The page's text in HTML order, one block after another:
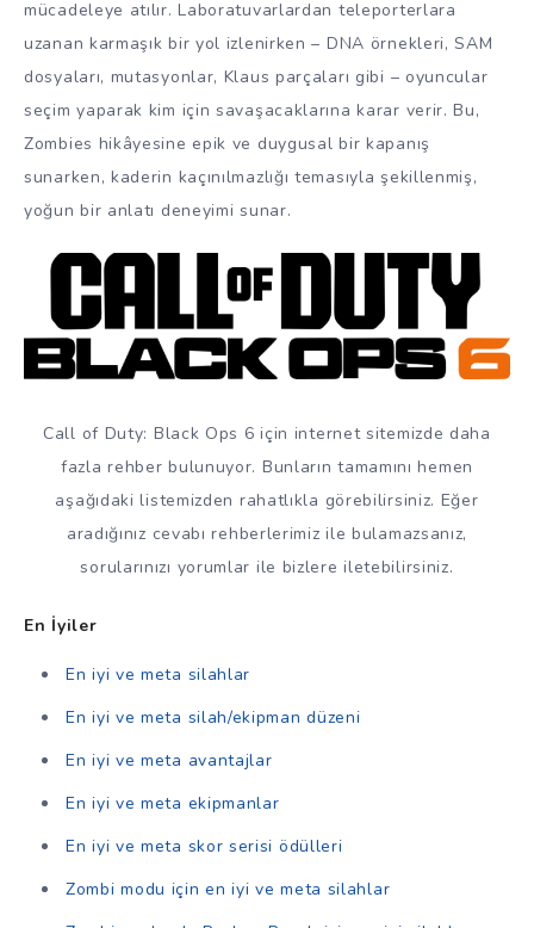
mücadeleye atılır. Laboratuvarlardan teleporterlara
uzanan karmaşık bir yol izlenirken – DNA örnekleri, SAM
dosyaları, mutasyonlar, Klaus parçaları gibi – oyuncular
seçim yaparak kim için savaşacaklarına karar verir. Bu,
Zombies hikâyesine epik ve duygusal bir kapanış
sunarken, kaderin kaçınılmazlığı temasıyla şekillenmiş,
yoğun bir anlatı deneyimi sunar.
Call of Duty: Black Ops 6 için internet sitemizde daha
fazla rehber bulunuyor. Bunların tamamını hemen
aşağıdaki listemizden rahatlıkla görebilirsiniz. Eğer
aradığınız cevabı rehberlerimiz ile bulamazsanız,
sorularınızı yorumlar ile bizlere iletebilirsiniz.
En İyiler
En iyi ve meta silahlar
En iyi ve meta silah/ekipman düzeni
En iyi ve meta avantajlar
En iyi ve meta ekipmanlar
En iyi ve meta skor serisi ödülleri
Zombi modu için en iyi ve meta silahlar